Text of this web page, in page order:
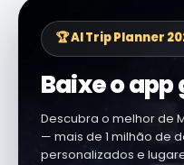
🏆 AI Trip Planner
Baixe o
Descubra o melhor de
— mais de 1 milhão de
personalizados e